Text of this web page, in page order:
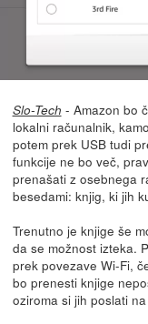
Slo-Tech - Amazon bo
lokalni računalnik,
potem prek USB tudi
funkcije ne bo več,
prenašati z osebnega
besedami: knjig, ki jih
Trenutno je knjige še
da se možnost izteka.
prek povezave Wi-Fi,
bo prenesti knjige
oziroma si jih poslati